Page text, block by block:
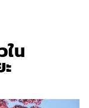
ใน